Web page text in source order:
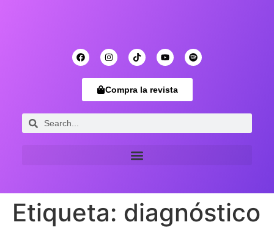
Compra la revista
Etiqueta: diagnóstico